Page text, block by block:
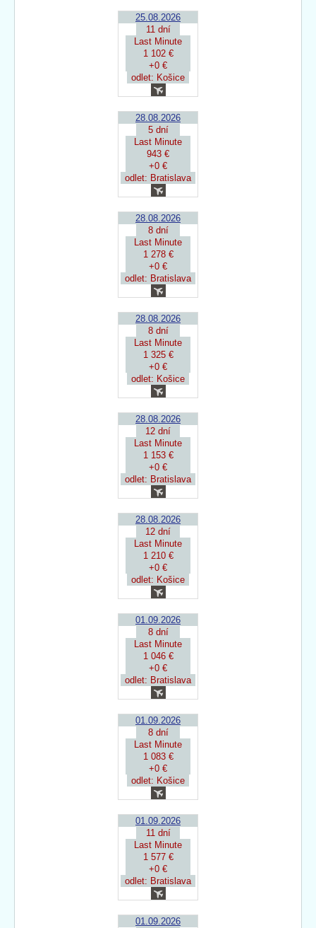
25.08.2026
11 dní
Last Minute
1 102 €
+0 €
odlet: Košice
28.08.2026
5 dní
Last Minute
943 €
+0 €
odlet: Bratislava
28.08.2026
8 dní
Last Minute
1 278 €
+0 €
odlet: Bratislava
28.08.2026
8 dní
Last Minute
1 325 €
+0 €
odlet: Košice
28.08.2026
12 dní
Last Minute
1 153 €
+0 €
odlet: Bratislava
28.08.2026
12 dní
Last Minute
1 210 €
+0 €
odlet: Košice
01.09.2026
8 dní
Last Minute
1 046 €
+0 €
odlet: Bratislava
01.09.2026
8 dní
Last Minute
1 083 €
+0 €
odlet: Košice
01.09.2026
11 dní
Last Minute
1 577 €
+0 €
odlet: Bratislava
01.09.2026